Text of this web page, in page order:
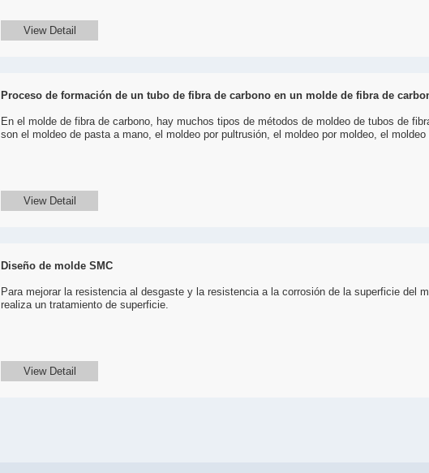
View Detail
Proceso de formación de un tubo de fibra de carbono en un molde de fibra de
En el molde de fibra de carbono, hay muchos tipos de métodos de moldeo de tubos de
son el moldeo de pasta a mano, el moldeo por pultrusión, el moldeo por moldeo, el moldeo
View Detail
Diseño de molde SMC
Para mejorar la resistencia al desgaste y la resistencia a la corrosión de la superficie del
realiza un tratamiento de superficie.
View Detail